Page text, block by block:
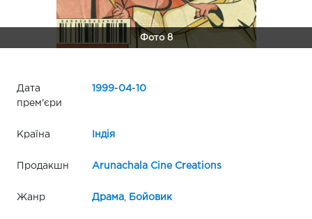
Фото 8
Дата
прем'єри
1999-04-10
Країна Індія
Продакшн Arunachala Cine Creations
Жанр Драма, Бойовик